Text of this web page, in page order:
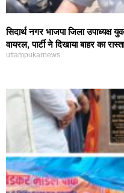
सिदार्थ नगर भाजपा जिला उपाध्यक्ष
वायरल, पार्टी ने दिखाया बाहर का
uttampukarnews